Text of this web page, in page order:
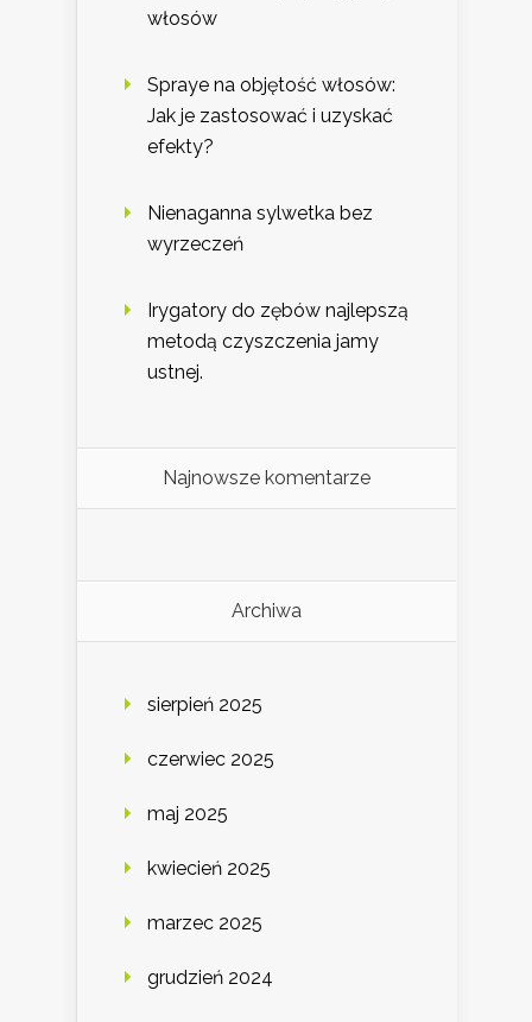
włosów
Spraye na objętość włosów:
Jak je zastosować i uzyskać
efekty?
Nienaganna sylwetka bez
wyrzeczeń
Irygatory do zębów najlepszą
metodą czyszczenia jamy
ustnej.
Najnowsze komentarze
Archiwa
sierpień 2025
czerwiec 2025
maj 2025
kwiecień 2025
marzec 2025
grudzień 2024